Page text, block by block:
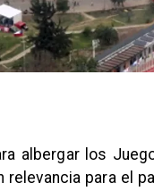
albergar los
relevancia para el